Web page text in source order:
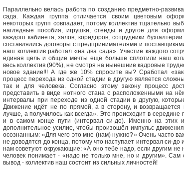
Параллельно велась работа по созданию предметно-
сада. Каждая группа отличается своим цветовым
некоторых групп совпадает, потому коллектив тщательно
наглядные пособия, игрушки, стенды и другое для
каждого кабинета, залов, коридоров; сотрудники
составлялись договоры с предпринимателями и
наш коллектив работал «на два сада». Участие каждого
единая цель и общие мечты ещё больше сплотили наш
весь коллектив (90%), не смотря на нынешние кадровые
новое здание!!! А где же 10% спросите вы? Сработал
процесс перехода из одной стадии в другую является
так и для человека. Согласно этому закону процесс
представить в виде нотного стана с расположенными на
интервалы при переходе из одной стадии в другую,
Движение идёт не по прямой, а в сторону, и возвращается
лучше, а получилось как всегда». Это происходит в
и в самом конце пути (интервал си-до). Именно на этих
дополнительное усилие, чтобы произошёл импульс
осознанным: «Для чего это мне (нам) нужно?» Очень часто
не доводятся до конца, потому что наступает интервал си-до
нам советуют окружающие: «А оно тебе надо, если другим
человек понимает - «надо не только мне, но и другим». Сам
вывод - коллектив наш состоит из сильных личностей!